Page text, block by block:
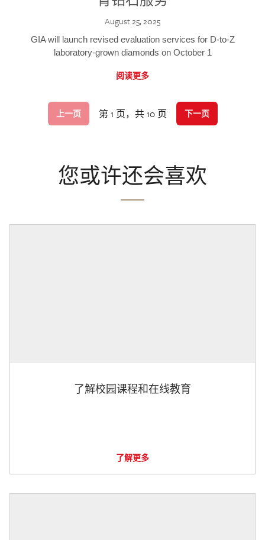
August 25, 2025
GIA will launch revised evaluation services for D-to-Z
laboratory-grown diamonds on October 1
阅读更多
上一页 第 1 页，共 10 页 下一页
您或许还会喜欢
了解校园课程和在线教育
了解更多